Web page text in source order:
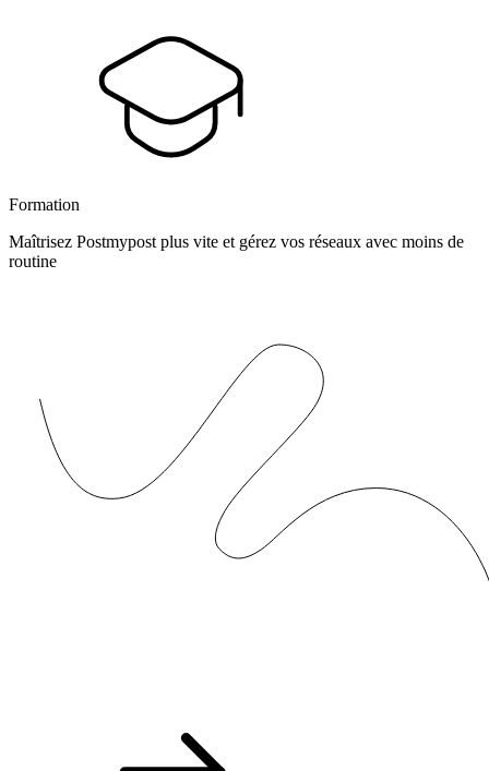
Formation
Maîtrisez Postmypost plus vite et gérez vos réseaux avec moins de
routine